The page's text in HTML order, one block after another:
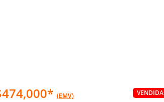
* (EMV) VENDIDA